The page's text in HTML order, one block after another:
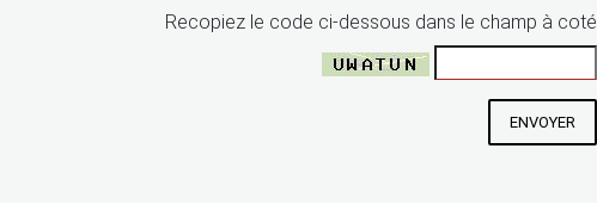
Recopiez le code ci-dessous dans le champ à coté
ENVOYER